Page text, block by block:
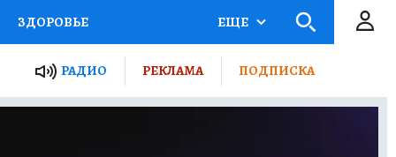
ЗДОРОВЬЕ
РОССИИ
ПУТЕВОДИТЕЛЬ
ЕЩЕ
РАДИО РЕКЛАМА ПОДПИСКА